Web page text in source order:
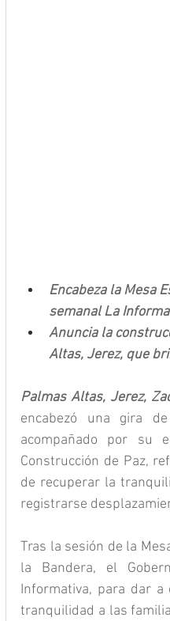
Encabeza la Mesa
semanal La
Anuncia la
Altas, Jerez, que
Palmas Altas, Jerez,
encabezó una gira
acompañado por su
Construcción de Paz,
de recuperar la
registrarse
Tras la sesión de la
la Bandera, el
Informativa, para dar
tranquilidad a las